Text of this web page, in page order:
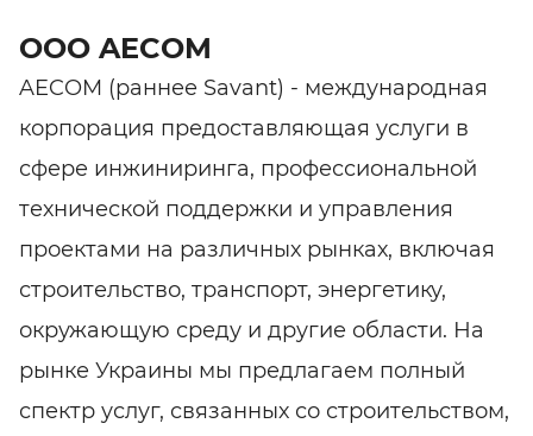
ООО AECOM
AECOM (раннее Savant) - международная
корпорация предоставляющая услуги в
сфере инжиниринга, профессиональной
технической поддержки и управления
проектами на различных рынках, включая
строительство, транспорт, энергетику,
окружающую среду и другие области. На
рынке Украины мы предлагаем полный
спектр услуг, связанных со строительством,